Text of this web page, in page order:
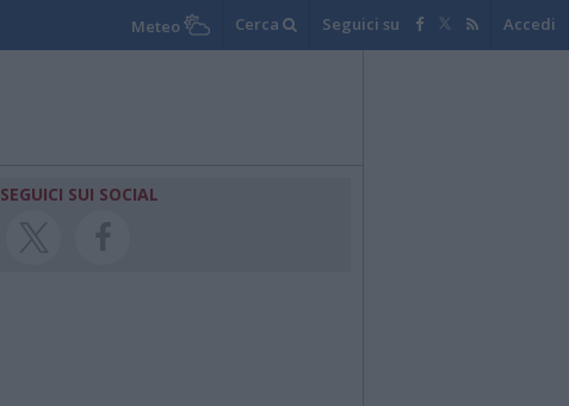
Meteo Cerca Seguici su Accedi
SEGUICI SUI SOCIAL